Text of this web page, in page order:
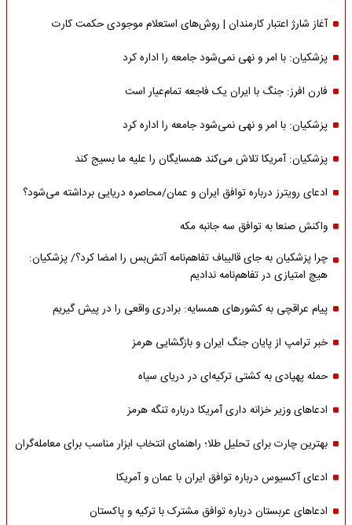
آغاز شارژ اعتبار کارمندان | روش‌های استعلام موجودی حکمت کارت
پزشکیان: با امر و نهی نمی‌شود جامعه را اداره کرد
فارن افرز: جنگ با ایران یک فاجعه تمام‌عیار است
پزشکیان: با امر و نهی نمی‌شود جامعه را اداره کرد
پزشکیان: آمریکا تلاش می‌کند همسایگان را علیه ما بسیج کند
ادعای رویترز درباره توافق ایران و عمان/محاصره دریایی برداشته می‌شود؟
واکنش صنعا به توافق سه جانبه مکه
چرا پزشکیان به جای قالیباف تفاهم‌نامه آتش‌بس را امضا کرد؟/ پزشکیان:
هیچ امتیازی در تفاهم‌نامه ندادیم
پیام عراقچی به کشورهای همسایه: برادری واقعی را در پیش گیریم
خبر ترامپ از پایان جنگ ایران و بازگشایی هرمز
حمله پهپادی به کشتی ترکیه‌ای در دریای سیاه
ادعاهای وزیر خزانه داری آمریکا درباره تنگه هرمز
بهترین چارت برای تحلیل طلا؛ راهنمای انتخاب ابزار مناسب برای معامله‌گران
ادعای آکسیوس درباره توافق ایران با عمان و آمریکا
ادعاهای عربستان درباره توافق مشترک با ترکیه و پاکستان